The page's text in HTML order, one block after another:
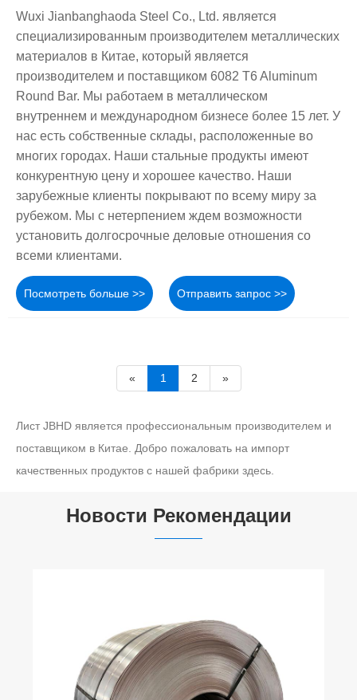
Wuxi Jianbanghaoda Steel Co., Ltd. является
специализированным производителем металлических
материалов в Китае, который является
производителем и поставщиком 6082 T6 Aluminum
Round Bar. Мы работаем в металлическом
внутреннем и международном бизнесе более 15 лет. У
нас есть собственные склады, расположенные во
многих городах. Наши стальные продукты имеют
конкурентную цену и хорошее качество. Наши
зарубежные клиенты покрывают по всему миру за
рубежом. Мы с нетерпением ждем возможности
установить долгосрочные деловые отношения со
всеми клиентами.
Посмотреть больше >> Отправить запрос >>
« 1 2 »
Лист JBHD является профессиональным производителем и
поставщиком в Китае. Добро пожаловать на импорт
качественных продуктов с нашей фабрики здесь.
Новости Рекомендации